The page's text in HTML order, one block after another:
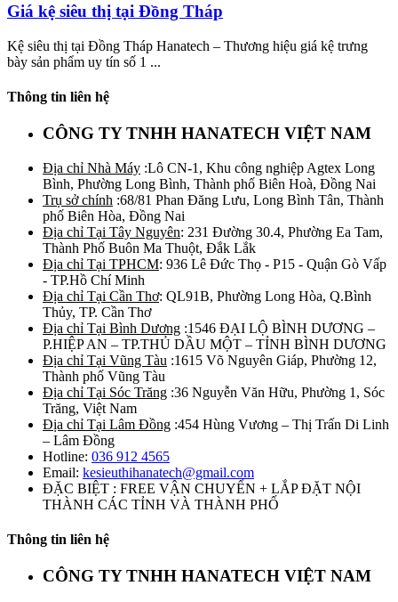
Giá kệ siêu thị tại Đồng Tháp
Kệ siêu thị tại Đồng Tháp Hanatech – Thương hiệu giá kệ trưng
bày sản phẩm uy tín số 1 ...
Thông tin liên hệ
CÔNG TY TNHH HANATECH VIỆT NAM
Địa chỉ Nhà Máy :Lô CN-1, Khu công nghiệp Agtex Long
Bình, Phường Long Bình, Thành phố Biên Hoà, Đồng Nai
Trụ sở chính :68/81 Phan Đăng Lưu, Long Bình Tân, Thành
phố Biên Hòa, Đồng Nai
Địa chỉ Tại Tây Nguyên: 231 Đường 30.4, Phường Ea Tam,
Thành Phố Buôn Ma Thuột, Đắk Lắk
Địa chỉ Tại TPHCM: 936 Lê Đức Thọ - P15 - Quận Gò Vấp
- TP.Hồ Chí Minh
Địa chỉ Tại Cần Thơ: QL91B, Phường Long Hòa, Q.Bình
Thủy, TP. Cần Thơ
Địa chỉ Tại Bình Dương :1546 ĐẠI LỘ BÌNH DƯƠNG –
P.HIỆP AN – TP.THỦ DẦU MỘT – TỈNH BÌNH DƯƠNG
Địa chỉ Tại Vũng Tàu :1615 Võ Nguyên Giáp, Phường 12,
Thành phố Vũng Tàu
Địa chỉ Tại Sóc Trăng :36 Nguyễn Văn Hữu, Phường 1, Sóc
Trăng, Việt Nam
Địa chỉ Tại Lâm Đồng :454 Hùng Vương – Thị Trấn Di Linh
– Lâm Đồng
Hotline: 036 912 4565
Email: kesieuthihanatech@gmail.com
ĐẶC BIỆT : FREE VẬN CHUYỂN + LẮP ĐẶT NỘI
THÀNH CÁC TỈNH VÀ THÀNH PHỐ
Thông tin liên hệ
CÔNG TY TNHH HANATECH VIỆT NAM